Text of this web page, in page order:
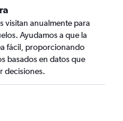
visitan anualmente para
Ayudamos a que la
fácil, proporcionando
basados en datos que
decisiones.